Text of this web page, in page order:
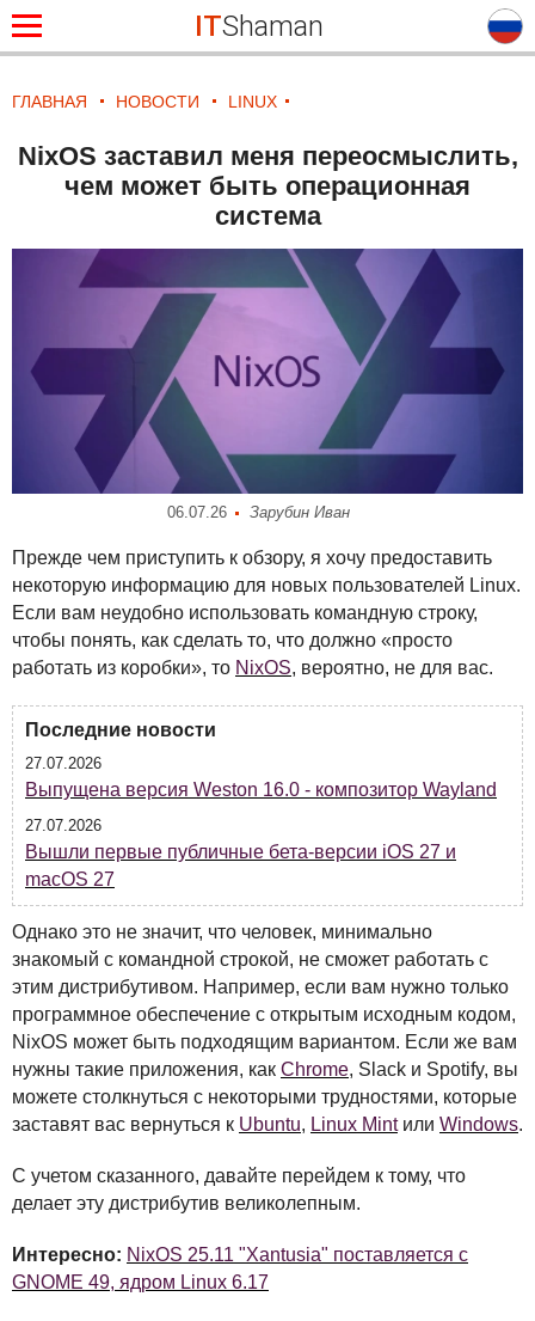
ITShaman
ГЛАВНАЯ НОВОСТИ LINUX
NixOS заставил меня переосмыслить,
чем может быть операционная
система
06.07.26 Зарубин Иван
Прежде чем приступить к обзору, я хочу предоставить
некоторую информацию для новых пользователей Linux.
Если вам неудобно использовать командную строку,
чтобы понять, как сделать то, что должно «просто
работать из коробки», то NixOS, вероятно, не для вас.
Последние новости
27.07.2026
Выпущена версия Weston 16.0 - композитор Wayland
27.07.2026
Вышли первые публичные бета-версии iOS 27 и
macOS 27
Однако это не значит, что человек, минимально
знакомый с командной строкой, не сможет работать с
этим дистрибутивом. Например, если вам нужно только
программное обеспечение с открытым исходным кодом,
NixOS может быть подходящим вариантом. Если же вам
нужны такие приложения, как Chrome, Slack и Spotify, вы
можете столкнуться с некоторыми трудностями, которые
заставят вас вернуться к Ubuntu, Linux Mintили Windows.
С учетом сказанного, давайте перейдем к тому, что
делает эту дистрибутив великолепным.
Интересно: NixOS 25.11 "Xantusia" поставляется с
GNOME 49, ядром Linux 6.17